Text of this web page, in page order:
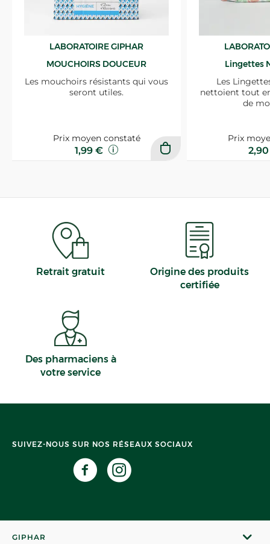
LABORATOIRE GIPHAR
MOUCHOIRS DOUCEUR
Les mouchoirs résistants qui vous
seront utiles.
Prix moyen constaté
1,99 €
Lingettes
Les
nettoient tout
de
Prix
Retrait gratuit
Origine des produits
certifiée
Des pharmaciens à
votre service
SUIVEZ-NOUS SUR NOS RÉSEAUX SOCIAUX
GIPHAR